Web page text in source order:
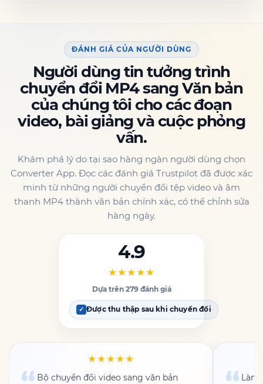
ĐÁNH GIÁ CỦA NGƯỜI DÙNG
Người dùng tin tưởng trình
chuyển đổi MP4 sang Văn bản
của chúng tôi cho các đoạn
video, bài giảng và cuộc phỏng
vấn.
Khám phá lý do tại sao hàng ngàn người dùng chọn
Converter App. Đọc các đánh giá Trustpilot đã được xác
minh từ những người chuyển đổi tệp video và âm
thanh MP4 thành văn bản chính xác, có thể chỉnh sửa
hàng ngày.
4.9
★★★★★
Dựa trên 279 đánh giá
✓ Được thu thập sau khi chuyển đổi
★★★★★
Bộ chuyển đổi video sang văn bản
Làm